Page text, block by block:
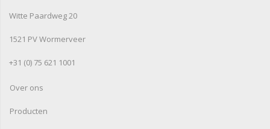
Witte Paardweg 20
1521 PV Wormerveer
+31 (0) 75 621 1001
Over ons
Producten